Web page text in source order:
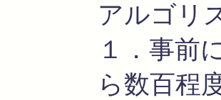
アルゴリ
１．事前
ら数百程